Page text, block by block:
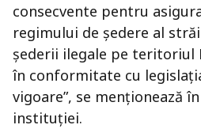
consecvente pentru
regimului de ședere al
șederii ilegale pe teritoriul
în conformitate cu
vigoare”, se menționează
instituției.